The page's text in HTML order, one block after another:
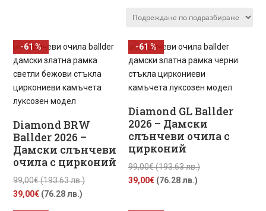
Diamond BRW
Ballder 2026 –
Дамски слънчеви
очила с цирконий
99,00€(193.63 лв.)Original
39,00€ (76.28 лв.)
-61 %
Diamond GL Ballder
2026 – Дамски
слънчеви очила с
цирконий
99,00€(193.63 лв.)Original
39,00€ (76.28 лв.)Текущата
-61 %